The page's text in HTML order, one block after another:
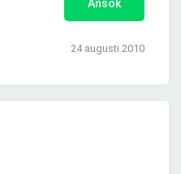
Ansök
24 augusti 2010